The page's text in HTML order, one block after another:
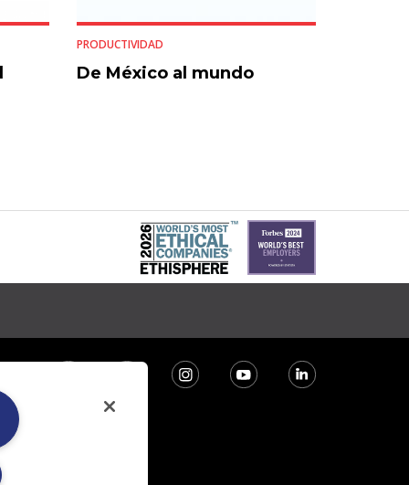
PRODUCTIVIDAD
De México al mundo